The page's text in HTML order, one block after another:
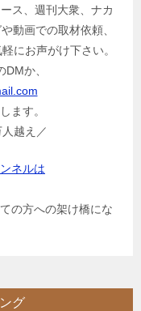
ス、週刊大衆、ナカ
動画での取材依頼、
にお声がけ下さい。
か、
ます。
越え／
ネルは
の方への架け橋にな
グ